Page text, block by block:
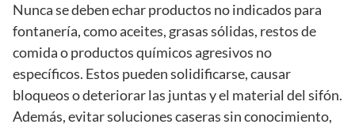
Nunca se deben echar productos no indicados para
fontanería, como aceites, grasas sólidas, restos de
comida o productos químicos agresivos no
específicos. Estos pueden solidificarse, causar
bloqueos o deteriorar las juntas y el material del sifón.
Además, evitar soluciones caseras sin conocimiento,